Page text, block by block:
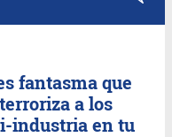
fantasma que
a los
industria en tu